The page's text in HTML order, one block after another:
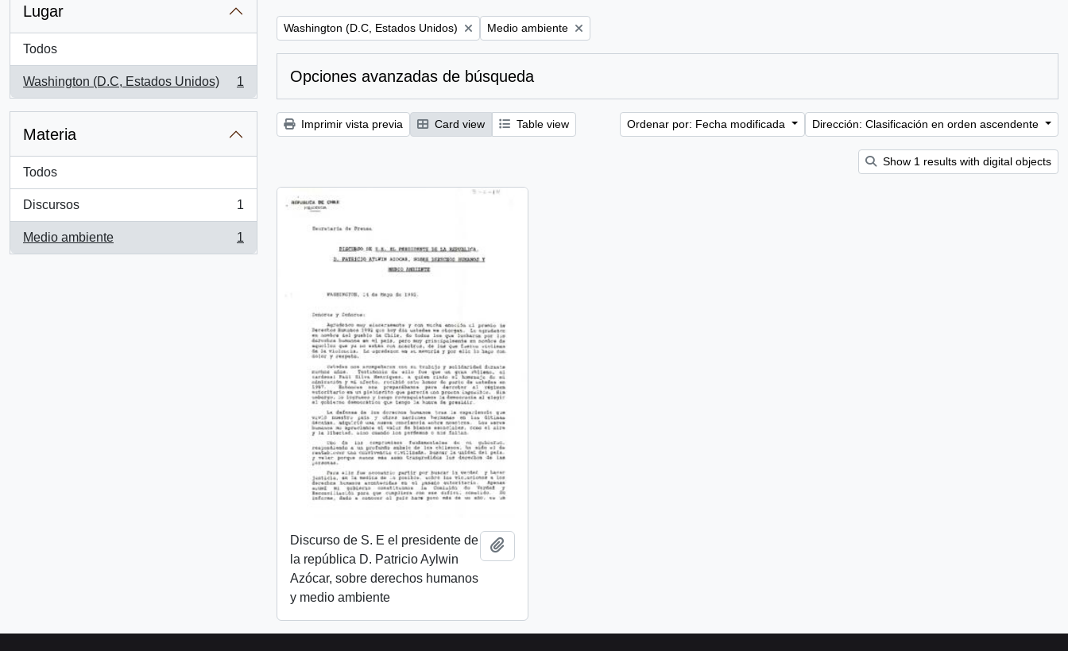
Lugar
Todos
Washington (D.C, Estados Unidos)
, 1 resultados
1
Materia
Todos
Discursos
, 1 resultados
1
Medio ambiente
, 1 resultados
1
Remove filter:
Washington (D.C, Estados Unidos) Remove filter:
Medio ambiente
Opciones avanzadas de búsqueda
Imprimir vista previa Card view Table view Ordenar por: Fecha modificada Dirección: Clasificación en orden ascendente
Show 1 results with digital objects
Discurso de S. E el presidente de
la república D. Patricio Aylwin
Azócar, sobre derechos humanos
y medio ambiente